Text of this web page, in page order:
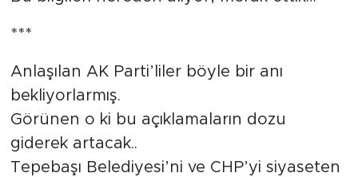
***
Anlaşılan AK Parti’liler böyle bir anı
bekliyorlarmış.
Görünen o ki bu açıklamaların dozu
giderek artacak..
Tepebaşı Belediyesi’ni ve CHP’yi siyaseten